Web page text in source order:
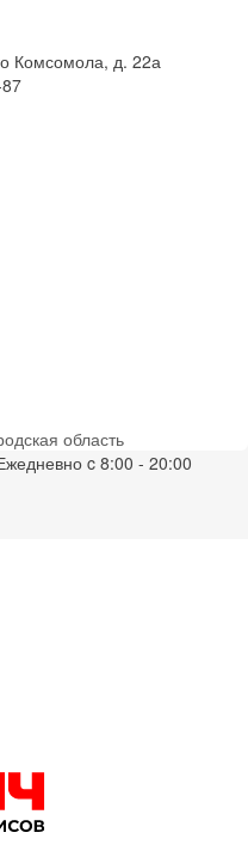
Комсомола, д. 22а
область
c 8:00 - 20:00